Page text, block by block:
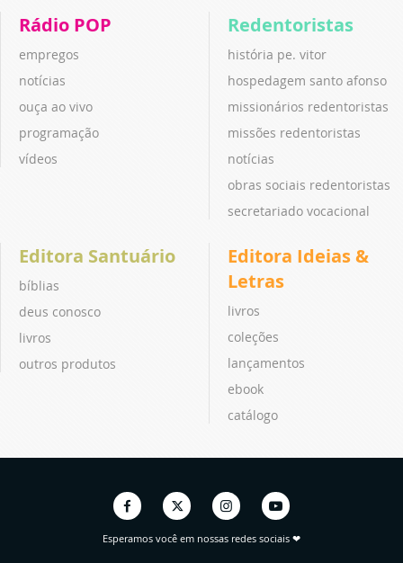
Rádio POP
empregos
notícias
ouça ao vivo
programação
vídeos
Redentoristas
história pe. vitor
hospedagem santo afonso
missionários redentoristas
missões redentoristas
notícias
obras sociais redentoristas
secretariado vocacional
Editora Santuário
bíblias
deus conosco
livros
outros produtos
Editora Ideias &
Letras
livros
coleções
lançamentos
ebook
catálogo
Esperamos você em nossas redes sociais ❤